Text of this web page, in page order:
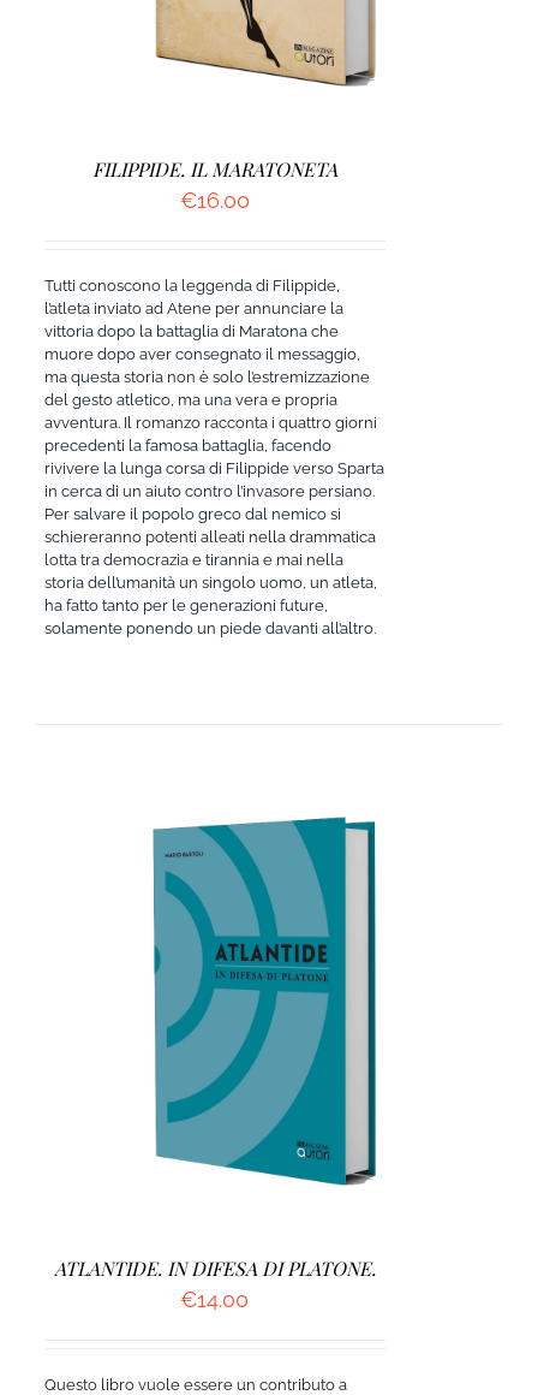
FILIPPIDE. IL MARATONETA
€16.00
Tutti conoscono la leggenda di Filippide,
l’atleta inviato ad Atene per annunciare la
vittoria dopo la battaglia di Maratona che
muore dopo aver consegnato il messaggio,
ma questa storia non è solo l’estremizzazione
del gesto atletico, ma una vera e propria
avventura. Il romanzo racconta i quattro giorni
precedenti la famosa battaglia, facendo
rivivere la lunga corsa di Filippide verso Sparta
in cerca di un aiuto contro l’invasore persiano.
Per salvare il popolo greco dal nemico si
schiereranno potenti alleati nella drammatica
lotta tra democrazia e tirannia e mai nella
storia dell’umanità un singolo uomo, un atleta,
ha fatto tanto per le generazioni future,
solamente ponendo un piede davanti all’altro.
AGGIUNGI AL CARRELLO /
ATLANTIDE. IN DIFESA DI PLATONE.
€14.00
Questo libro vuole essere un contributo a